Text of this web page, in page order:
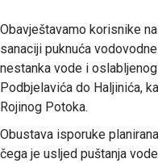
Obavještavamo korisnike
sanaciji puknuća
nestanka vode i
Podbjelavića do Haljinića,
Rojinog Potoka.
Obustava isporuke
čega je usljed puštanja